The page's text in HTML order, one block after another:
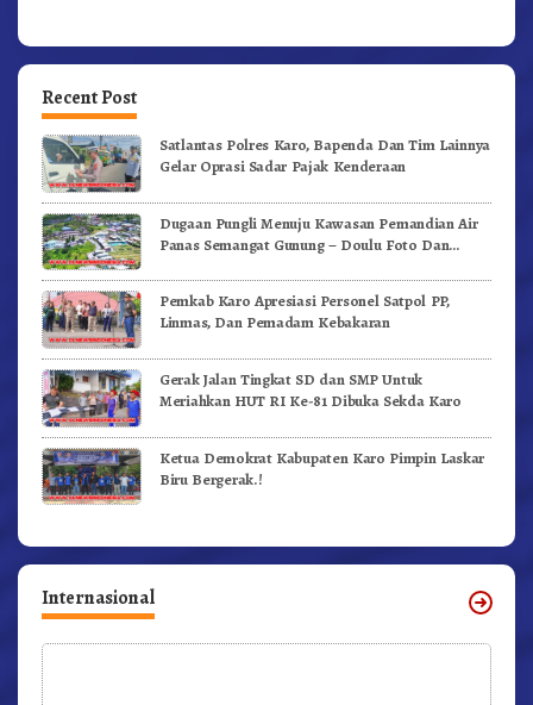
Recent Post
Satlantas Polres Karo, Bapenda Dan Tim Lainnya
Gelar Oprasi Sadar Pajak Kenderaan
Dugaan Pungli Menuju Kawasan Pemandian Air
Panas Semangat Gunung – Doulu Foto Dan
Pemkab Karo Apresiasi Personel Satpol PP,
Linmas, Dan Pemadam Kebakaran
Gerak Jalan Tingkat SD dan SMP Untuk
Meriahkan HUT RI Ke-81 Dibuka Sekda Karo
Ketua Demokrat Kabupaten Karo Pimpin Laskar
Biru Bergerak.!
Internasional